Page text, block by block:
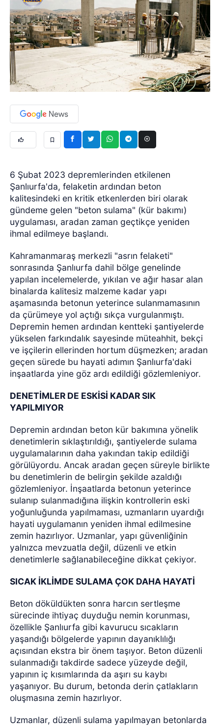
6 Şubat 2023 depremlerinden etkilenen
Şanlıurfa'da, felaketin ardından beton
kalitesindeki en kritik etkenlerden biri olarak
gündeme gelen "beton sulama" (kür bakımı)
uygulaması, aradan zaman geçtikçe yeniden
ihmal edilmeye başlandı.
Kahramanmaraş merkezli "asrın felaketi"
sonrasında Şanlıurfa dahil bölge genelinde
yapılan incelemelerde, yıkılan ve ağır hasar alan
binalarda kalitesiz malzeme kadar yapı
aşamasında betonun yeterince sulanmamasının
da çürümeye yol açtığı sıkça vurgulanmıştı.
Depremin hemen ardından kentteki şantiyelerde
yükselen farkındalık sayesinde müteahhit, bekçi
ve işçilerin ellerinden hortum düşmezken; aradan
geçen sürede bu hayati adımın Şanlıurfa'daki
inşaatlarda yine göz ardı edildiği gözlemleniyor.
DENETİMLER DE ESKİSİ KADAR SIK
YAPILMIYOR
Depremin ardından beton kür bakımına yönelik
denetimlerin sıklaştırıldığı, şantiyelerde sulama
uygulamalarının daha yakından takip edildiği
görülüyordu. Ancak aradan geçen süreyle birlikte
bu denetimlerin de belirgin şekilde azaldığı
gözlemleniyor. İnşaatlarda betonun yeterince
sulanıp sulanmadığına ilişkin kontrollerin eski
yoğunluğunda yapılmaması, uzmanların uyardığı
hayati uygulamanın yeniden ihmal edilmesine
zemin hazırlıyor. Uzmanlar, yapı güvenliğinin
yalnızca mevzuatla değil, düzenli ve etkin
denetimlerle sağlanabileceğine dikkat çekiyor.
SICAK İKLİMDE SULAMA ÇOK DAHA HAYATİ
Beton döküldükten sonra harcın sertleşme
sürecinde ihtiyaç duyduğu nemin korunması,
özellikle Şanlıurfa gibi kavurucu sıcakların
yaşandığı bölgelerde yapının dayanıklılığı
açısından ekstra bir önem taşıyor. Beton düzenli
sulanmadığı takdirde sadece yüzeyde değil,
yapının iç kısımlarında da aşırı su kaybı
yaşanıyor. Bu durum, betonda derin çatlakların
oluşmasına zemin hazırlıyor.
Uzmanlar, düzenli sulama yapılmayan betonlarda